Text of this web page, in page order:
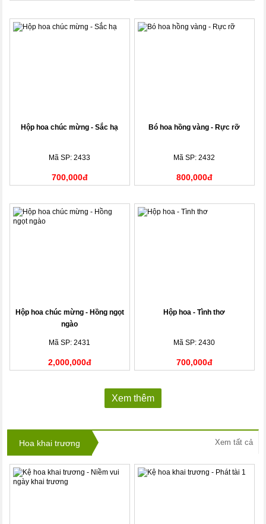
Hộp hoa chúc mừng - Sắc hạ
Mã SP: 2433
700,000đ
Bó hoa hồng vàng - Rực rỡ
Mã SP: 2432
800,000đ
Hộp hoa chúc mừng - Hồng ngọt
ngào
Mã SP: 2431
2,000,000đ
Hộp hoa - Tình thơ
Mã SP: 2430
700,000đ
Xem thêm
Hoa khai trương Xem tất cả